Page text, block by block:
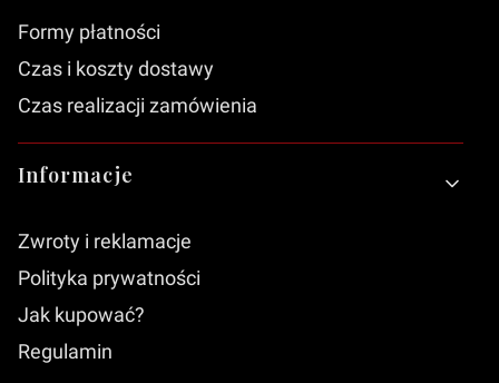
Formy płatności
Czas i koszty dostawy
Czas realizacji zamówienia
Informacje
Zwroty i reklamacje
Polityka prywatności
Jak kupować?
Regulamin